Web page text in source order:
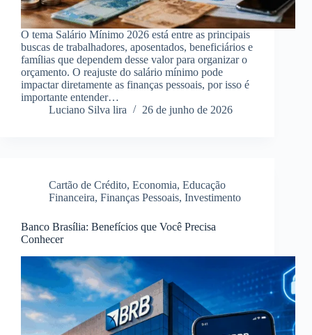
O tema Salário Mínimo 2026 está entre as principais
buscas de trabalhadores, aposentados, beneficiários e
famílias que dependem desse valor para organizar o
orçamento. O reajuste do salário mínimo pode
impactar diretamente as finanças pessoais, por isso é
importante entender…
Luciano Silva lira
26 de junho de 2026
Cartão de Crédito, Economia, Educação
Financeira, Finanças Pessoais, Investimento
Banco Brasília: Benefícios que Você Precisa
Conhecer